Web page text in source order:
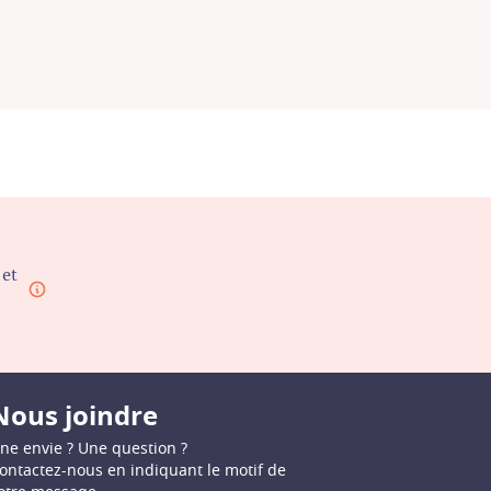
joindre
envie ? Une question ?
nous en indiquant le motif de